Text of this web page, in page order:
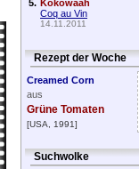
5. Kokowääh
Coq au Vin
14.11.2011
Rezept der Woche
Creamed Corn
aus
Grüne Tomaten
[USA, 1991]
Suchwolke